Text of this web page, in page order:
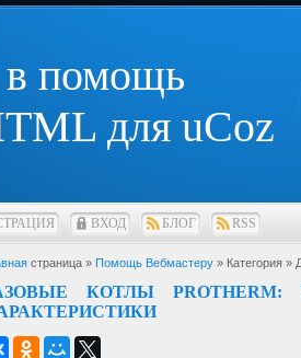
в помощь
для uCoz
ВХОД БЛОГ RSS
страница » Помощь Вебмастеру » Категория »
КОТЛЫ